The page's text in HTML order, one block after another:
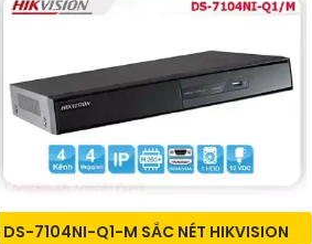
DS-7104NI-Q1-M SẮC NÉT HIKVISION